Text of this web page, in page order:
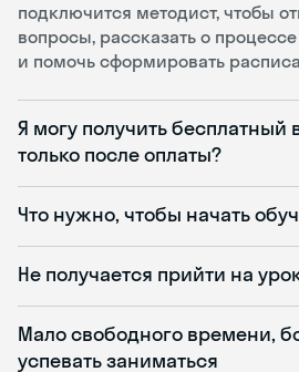
подключится методист, чтобы
вопросы, рассказать о
и помочь сформировать
Я могу получить бесплатный
только после оплаты?
Что нужно, чтобы начать
Не получается прийти на
Мало свободного времени,
успевать заниматься